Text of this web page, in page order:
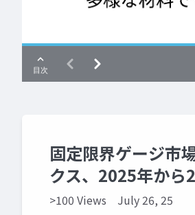
固定限界ゲージ市
クス、2025年から
>100 Views July 26, 25